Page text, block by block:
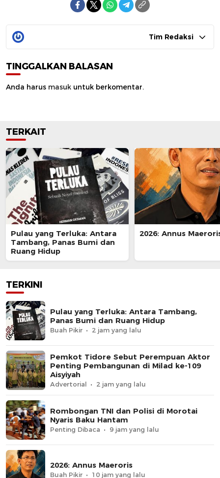
Tim Redaksi
TINGGALKAN BALASAN
Anda harus masuk untuk berkomentar.
TERKAIT
Pulau yang Terluka: Antara
Tambang, Panas Bumi dan
Ruang Hidup
2026: Annus
TERKINI
Pulau yang Terluka: Antara Tambang,
Panas Bumi dan Ruang Hidup
Buah Pikir 2 jam yang lalu
Pemkot Tidore Sebut Perempuan Aktor
Penting Pembangunan di Milad ke-109
Aisyiyah
Advertorial 2 jam yang lalu
Rombongan TNI dan Polisi di Morotai
Nyaris Baku Hantam
Penting Dibaca 9 jam yang lalu
2026: Annus Maeroris
Buah Pikir 10 jam yang lalu